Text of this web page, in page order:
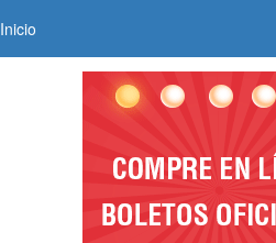
Inicio